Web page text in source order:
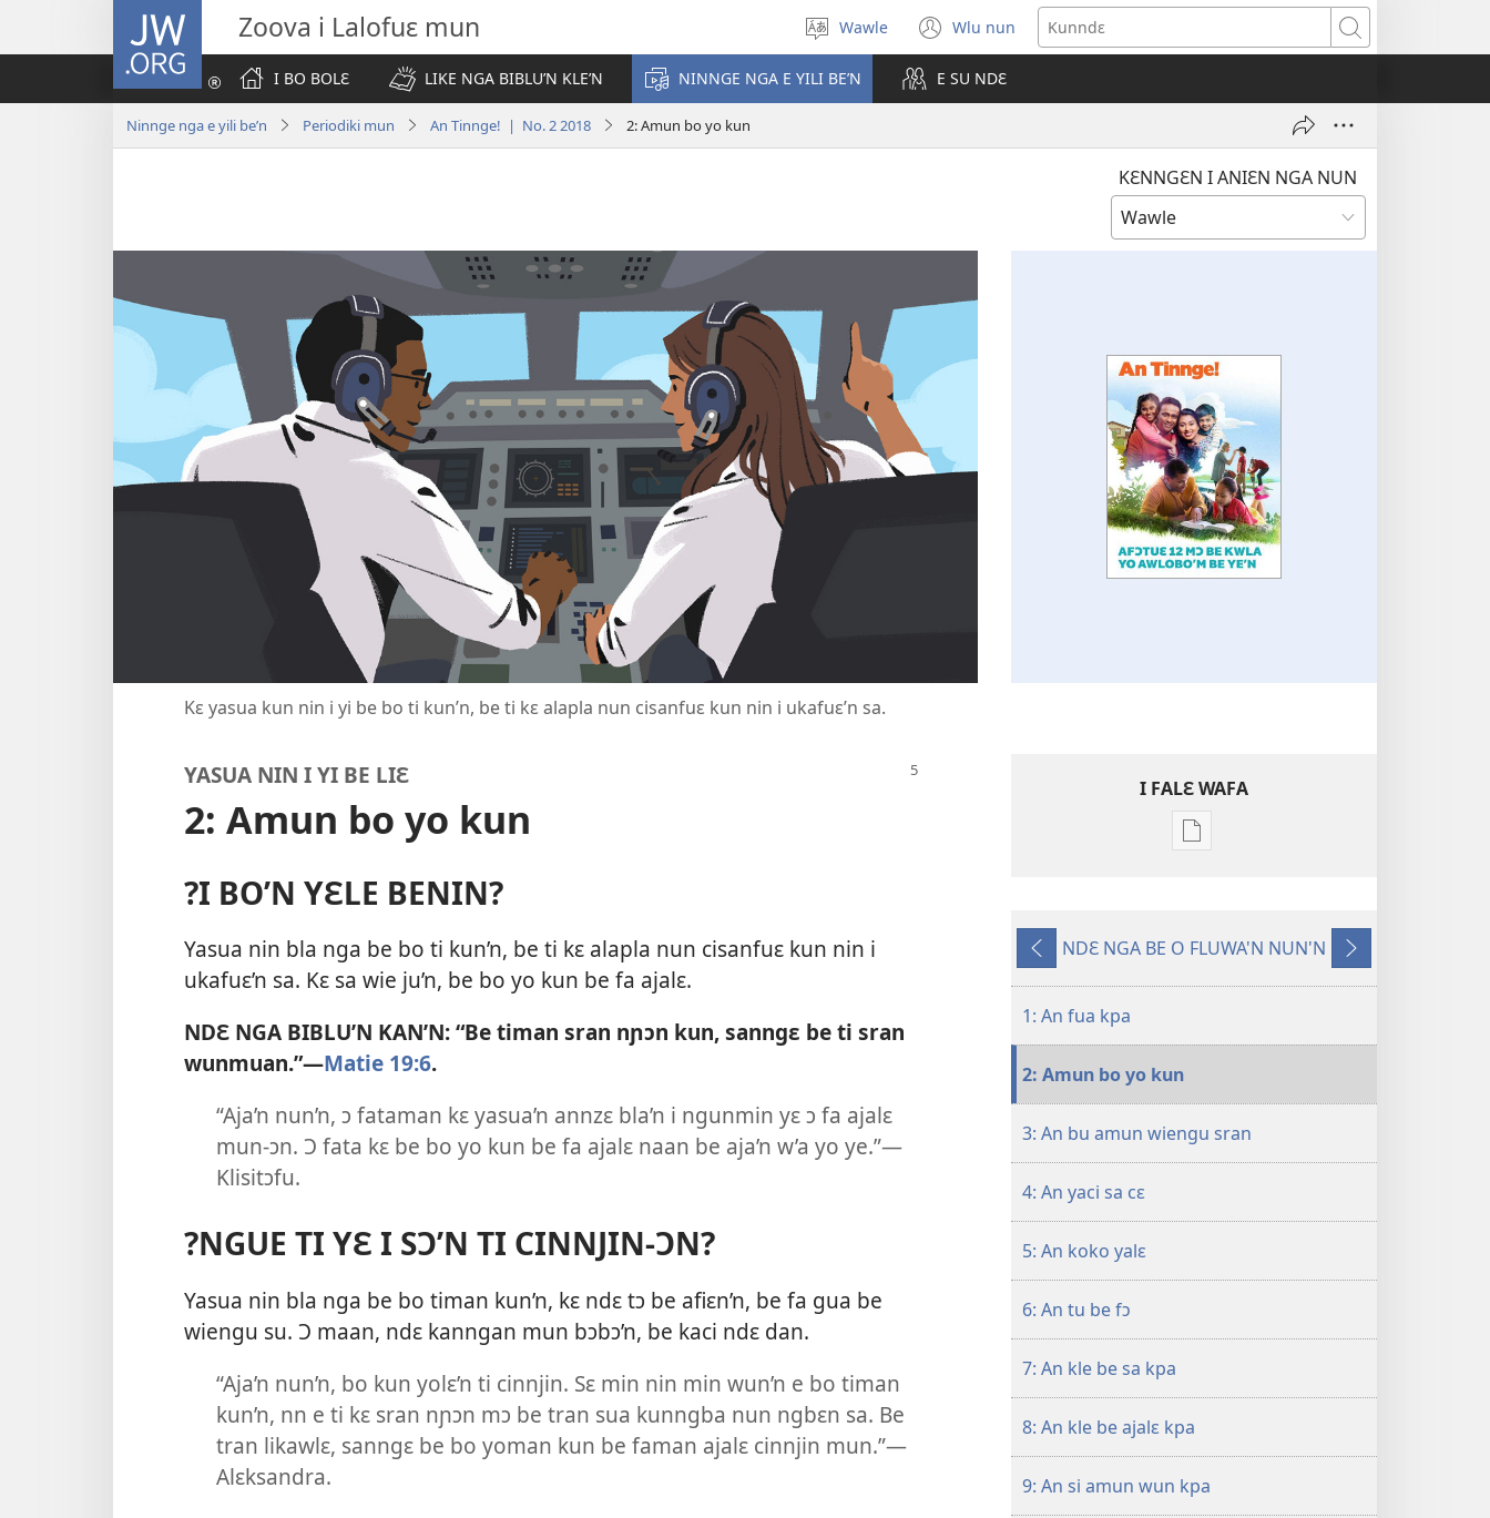
JW.ORG Zoova i Lalofuɛ mun
Kle
aniɛn'n
Wawle Wlu nun
(opens
new
window)
Kunndɛ
I BO BOLƐ
LIKE NGA BIBLU’N KLE’N NINNGE NGA E YILI BE’N E SU NDƐ
Ninnge nga e yili be’n Periodiki mun An Tinnge! | No. 2 2018 2: Amun bo yo kun
KƐNNGƐN I ANIƐN NGA NUN
Kɛ yasua kun nin i yi be bo ti kun’n, be ti kɛ alapla nun cisanfuɛ kun nin i ukafuɛ’n sa.
YASUA NIN I YI BE LIƐ
2: Amun bo yo kun
?I BO’N YƐLE BENIN?
Yasua nin bla nga be bo ti kun’n, be ti kɛ alapla nun cisanfuɛ kun nin i
ukafuɛ’n sa. Kɛ sa wie ju’n, be bo yo kun be fa ajalɛ.
NDƐ NGA BIBLU’N KAN’N: “Be timan sran nɲɔn kun, sanngɛ be ti sran
wunmuan.”—Matie 19:6.
“Aja’n nun’n, ɔ fataman kɛ yasua’n annzɛ bla’n i ngunmin yɛ ɔ fa ajalɛ
mun-ɔn. Ɔ fata kɛ be bo yo kun be fa ajalɛ naan be aja’n w’a yo ye.”​—
Klisitɔfu.
?NGUE TI YƐ I SƆ’N TI CINNJIN-ƆN?
Yasua nin bla nga be bo timan kun’n, kɛ ndɛ tɔ be afiɛn’n, be fa gua be
wiengu su. Ɔ maan, ndɛ kanngan mun bɔbɔ’n, be kaci ndɛ dan.
“Aja’n nun’n, bo kun yolɛ’n ti cinnjin. Sɛ min nin min wun’n e bo timan
kun’n, nn e ti kɛ sran nɲɔn mɔ be tran sua kunngba nun ngbɛn sa. Be
tran likawlɛ, sanngɛ be bo yoman kun be faman ajalɛ cinnjin mun.”​—
Alɛksandra.
I FALƐ WAFA
Nga
mannzin
wafa'n
AN
TINNGE!
12
ye’n
Ng’ɔ
sinnin’n
NDƐ NGA BE O FLUWA'N NUN'N
Ng’ɔ
bɛ
sin’n
1: An fua kpa
2: Amun bo yo kun
3: An bu amun wiengu sran
4: An yaci sa cɛ
5: An koko yalɛ
6: An tu be fɔ
7: An kle be sa kpa
8: An kle be ajalɛ kpa
9: An si amun wun kpa